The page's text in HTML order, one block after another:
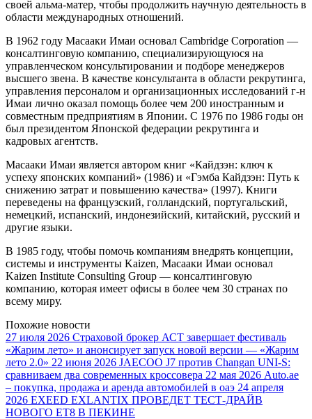
своей альма-матер, чтобы продолжить научную деятельность в
области международных отношений.
В 1962 году Масааки Имаи основал Cambridge Corporation —
консалтинговую компанию, специализирующуюся на
управленческом консультировании и подборе менеджеров
высшего звена. В качестве консультанта в области рекрутинга,
управления персоналом и организационных исследований г-н
Имаи лично оказал помощь более чем 200 иностранным и
совместным предприятиям в Японии. С 1976 по 1986 годы он
был президентом Японской федерации рекрутинга и
кадровых агентств.
Масааки Имаи является автором книг «Кайдзэн: ключ к
успеху японских компаний» (1986) и «Гэмба Кайдзэн: Путь к
снижению затрат и повышению качества» (1997). Книги
переведены на французский, голландский, португальский,
немецкий, испанский, индонезийский, китайский, русский и
другие языки.
В 1985 году, чтобы помочь компаниям внедрять концепции,
системы и инструменты Kaizen, Масааки Имаи основал
Kaizen Institute Consulting Group — консалтинговую
компанию, которая имеет офисы в более чем 30 странах по
всему миру.
Похожие новости
27 июля 2026 Страховой брокер АСТ завершает фестиваль
«Жарим лето» и анонсирует запуск новой версии — «Жарим
лето 2.0» 22 июня 2026 JAECOO J7 против Changan UNI-S:
сравниваем два современных кроссовера 22 мая 2026 Auto.ae
– покупка, продажа и аренда автомобилей в оаэ 24 апреля
2026 EXEED EXLANTIX ПРОВЕДЕТ ТЕСТ-ДРАЙВ
НОВОГО ET8 В ПЕКИНЕ